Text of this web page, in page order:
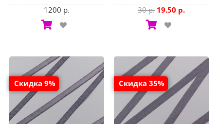
1200 р. 30 р. 19.50 р.
Скидка 9% Скидка 35%